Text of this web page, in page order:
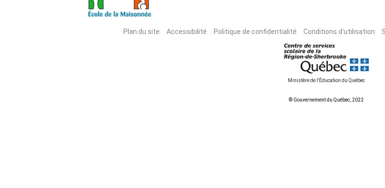
Plan du site Accessibilité Politique de confidentialité Conditions d’utilisation
Ministère de l'Éducation du Québec
© Gouvernement du Québec, 2022